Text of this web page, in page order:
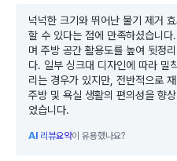
넉넉한 크기와 뛰어난 물기 제거
할 수 있다는 점에 만족하셨습니
며 주방 공간 활용도를 높여 뒷정
다. 일부 싱크대 디자인에 따라 밀
리는 경우가 있지만, 전반적으로
주방 및 욕실 생활의 편의성을 향
었습니다.
AI 리뷰요약이 유용했나요?